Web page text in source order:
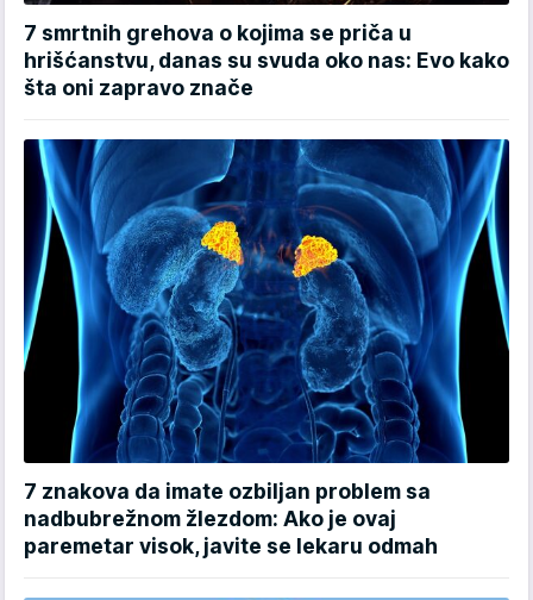
7 smrtnih grehova o kojima se priča u
hrišćanstvu, danas su svuda oko nas: Evo kako
šta oni zapravo znače
7 znakova da imate ozbiljan problem sa
nadbubrežnom žlezdom: Ako je ovaj
paremetar visok, javite se lekaru odmah